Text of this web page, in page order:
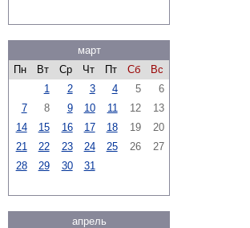
март
Пн
Вт Ср Чт Пт Сб
Вс
1
2 3 4 5
6
7
8 9 10 11 12
13
14
15 16 17 18 19
20
21
22 23 24 25 26
27
28
29 30 31
апрель